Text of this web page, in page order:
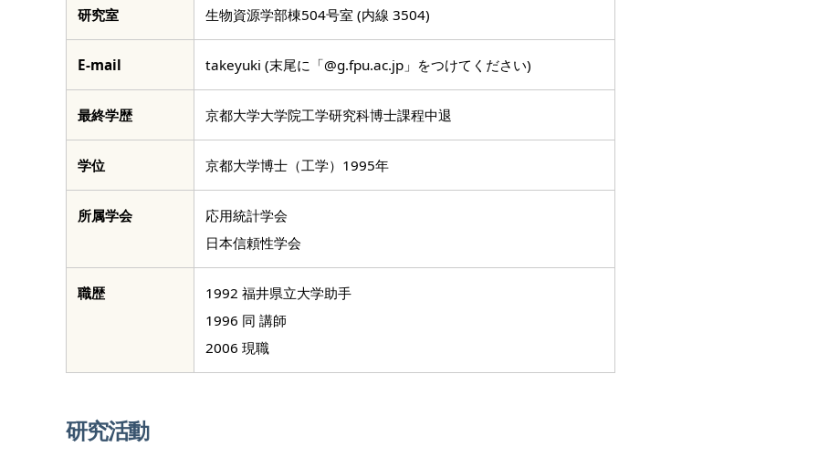
研究室 生物資源学部棟504号室 (内線 3504)
E-mail takeyuki (末尾に「@g.fpu.ac.jp」をつけてください)
ウェブサイト
最終学歴 京都大学大学院工学研究科博士課程中退
学位 京都大学博士（工学）1995年
所属学会
応用統計学会
日本信頼性学会
職歴
1992 福井県立大学助手
1996 同 講師
2006 現職
研究活動